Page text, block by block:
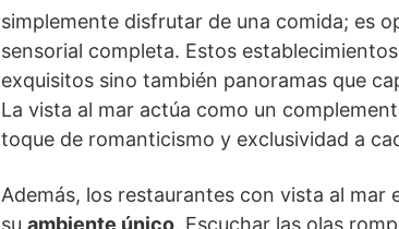
simplemente disfrutar de una comida; es
sensorial completa. Estos
exquisitos sino también panoramas que
La vista al mar actúa como un
toque de romanticismo y exclusividad a
Además, los restaurantes con vista al mar